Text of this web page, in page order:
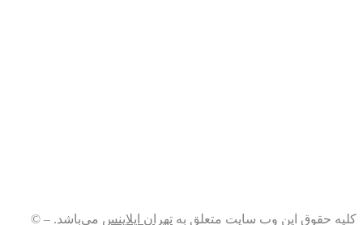
کلیه حقوق این وب سایت متعلق به تهران اپلاینس می‌باشد. – ©